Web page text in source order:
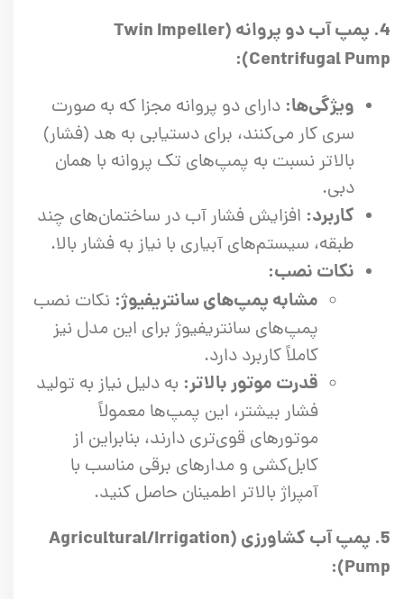
4. پمپ آب دو پروانه (Twin Impeller
Centrifugal Pump):
ویژگی‌ها: دارای دو پروانه مجزا که به صورت
سری کار می‌کنند، برای دستیابی به هد (فشار)
بالاتر نسبت به پمپ‌های تک پروانه با همان
دبی.
کاربرد: افزایش فشار آب در ساختمان‌های چند
طبقه، سیستم‌های آبیاری با نیاز به فشار بالا.
نکات نصب:
مشابه پمپ‌های سانتریفیوژ: نکات نصب
پمپ‌های سانتریفیوژ برای این مدل نیز
کاملاً کاربرد دارد.
قدرت موتور بالاتر: به دلیل نیاز به تولید
فشار بیشتر، این پمپ‌ها معمولاً
موتورهای قوی‌تری دارند، بنابراین از
کابل‌کشی و مدارهای برقی مناسب با
آمپراژ بالاتر اطمینان حاصل کنید.
5. پمپ آب کشاورزی (Agricultural/Irrigation
Pump):